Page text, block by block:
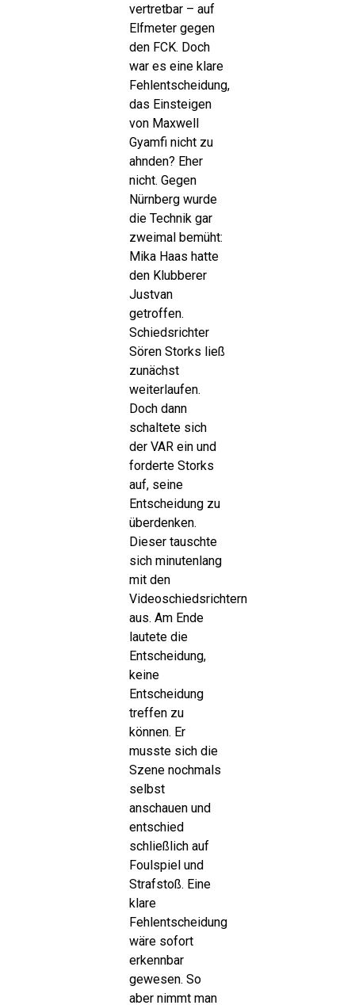
vertretbar – auf
Elfmeter gegen
den FCK. Doch
war es eine klare
Fehlentscheidung,
das Einsteigen
von Maxwell
Gyamfi nicht zu
ahnden? Eher
nicht. Gegen
Nürnberg wurde
die Technik gar
zweimal bemüht:
Mika Haas hatte
den Klubberer
Justvan
getroffen.
Schiedsrichter
Sören Storks ließ
zunächst
weiterlaufen.
Doch dann
schaltete sich
der VAR ein und
forderte Storks
auf, seine
Entscheidung zu
überdenken.
Dieser tauschte
sich minutenlang
mit den
Videoschiedsrichtern
aus. Am Ende
lautete die
Entscheidung,
keine
Entscheidung
treffen zu
können. Er
musste sich die
Szene nochmals
selbst
anschauen und
entschied
schließlich auf
Foulspiel und
Strafstoß. Eine
klare
Fehlentscheidung
wäre sofort
erkennbar
gewesen. So
aber nimmt man